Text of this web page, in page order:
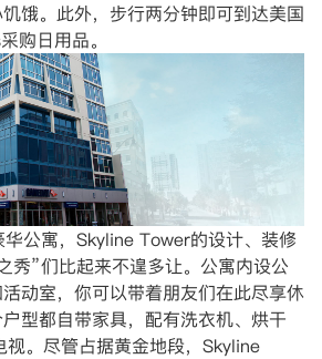
饿。此外，步行两分钟即可到达美国
购日用品。
公寓，Skyline Tower的设计、装修
秀”们比起来不遑多让。公寓内设公
动室，你可以带着朋友们在此尽享休
型都自带家具，配有洗衣机、烘干
。尽管占据黄金地段，Skyline